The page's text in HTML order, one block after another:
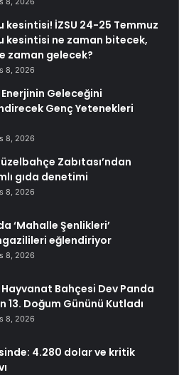
kesintisi! İZSU 24-25 Temmuz
kesintisi ne zaman bitecek,
zaman gelecek?
8, 2026
Enerjinin Geleceğini
Genç Yetenekleri
8, 2026
Zabıtası’ndan
gıda denetimi
8, 2026
‘Mahalle Şenlikleri’
eğlendiriyor
8, 2026
Bahçesi Dev Panda
13. Doğum Gününü Kutladı
8, 2026
4.280 dolar ve kritik